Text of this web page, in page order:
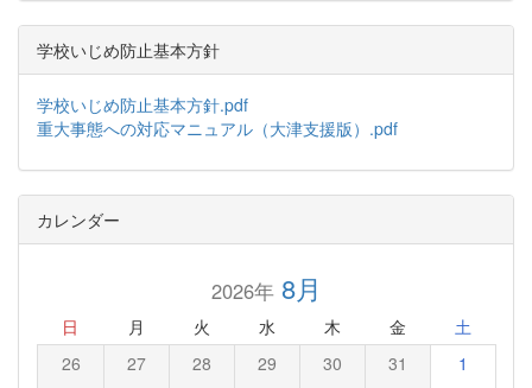
学校いじめ防止基本方針
学校いじめ防止基本方針.pdf
重大事態への対応マニュアル（大津支援版）.pdf
カレンダー
2026年8月
日 月 火 水 木 金 土
26 27 28 29 30 31 1